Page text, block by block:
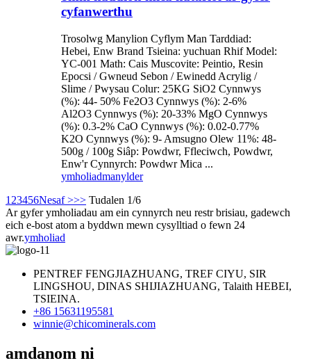
cyfanwerthu
Trosolwg Manylion Cyflym Man Tarddiad:
Hebei, Enw Brand Tsieina: yuchuan Rhif Model:
YC-001 Math: Cais Muscovite: Peintio, Resin
Epocsi / Gwneud Sebon / Ewinedd Acrylig /
Slime / Pwysau Colur: 25KG SiO2 Cynnwys
(%): 44- 50% Fe2O3 Cynnwys (%): 2-6%
Al2O3 Cynnwys (%): 20-33% MgO Cynnwys
(%): 0.3-2% CaO Cynnwys (%): 0.02-0.77%
K2O Cynnwys (%): 9- Amsugno Olew 11%: 48-
500g / 100g Siâp: Powdwr, Ffleciwch, Powdwr,
Enw'r Cynnyrch: Powdwr Mica ...
ymholiadmanylder
1 23456Nesaf >>> Tudalen 1/6
Ar gyfer ymholiadau am ein cynnyrch neu restr brisiau, gadewch
eich e-bost atom a byddwn mewn cysylltiad o fewn 24
awr.ymholiad
PENTREF FENGJIAZHUANG, TREF CIYU, SIR
LINGSHOU, DINAS SHIJIAZHUANG, Talaith HEBEI,
TSIEINA.
+86 15631195581
winnie@chicominerals.com
amdanom ni